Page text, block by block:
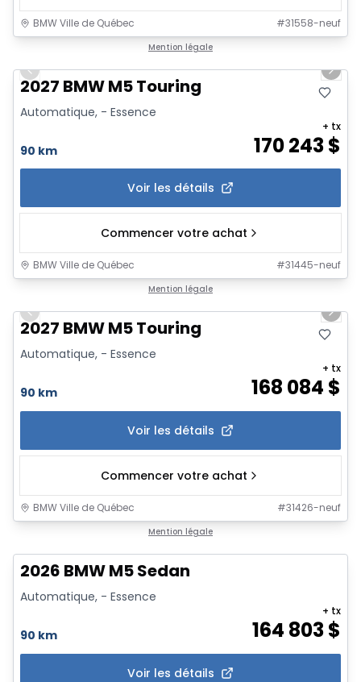
BMW Ville de Québec #31558-neuf
Mention légale
Previous slide
Next
2027 BMW M5 Touring
Automatique, - Essence
90 km 170 243$
+ tx
Voir les détails
Commencer votre achat
BMW Ville de Québec #31445-neuf
Mention légale
Previous slide
Next
2027 BMW M5 Touring
Automatique, - Essence
90 km 168 084 $
+ tx
Voir les détails
Commencer votre achat
BMW Ville de Québec #31426-neuf
Mention légale
2026 BMW M5 Sedan
Automatique, - Essence
90 km 164 803$
+ tx
Voir les détails